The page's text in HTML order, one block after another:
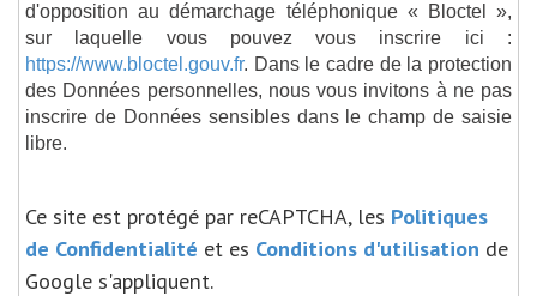
d'opposition au démarchage téléphonique « Bloctel »,
sur laquelle vous pouvez vous inscrire ici :
https://www.bloctel.gouv.fr. Dans le cadre de la protection
des Données personnelles, nous vous invitons à ne pas
inscrire de Données sensibles dans le champ de saisie
libre.
Ce site est protégé par reCAPTCHA, les Politiques
de Confidentialité et es Conditions d'utilisation de
Google s'appliquent.